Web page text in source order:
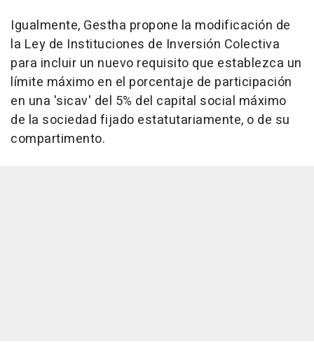
Igualmente, Gestha propone la modificación de
la Ley de Instituciones de Inversión Colectiva
para incluir un nuevo requisito que establezca un
límite máximo en el porcentaje de participación
en una 'sicav' del 5% del capital social máximo
de la sociedad fijado estatutariamente, o de su
compartimento.